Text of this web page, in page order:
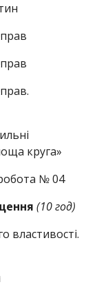
круга»
№ 04
(10 год)
властивості.